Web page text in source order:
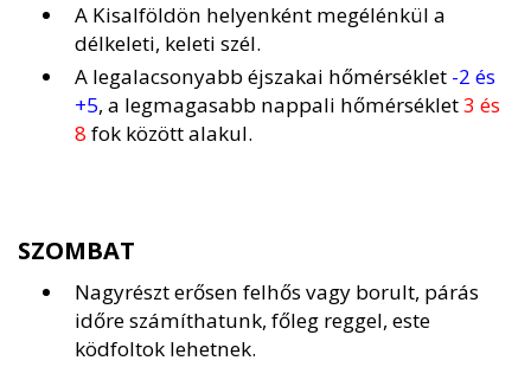
A Kisalföldön helyenként megélénkül a
délkeleti, keleti szél.
A legalacsonyabb éjszakai hőmérséklet -2 és
+5, a legmagasabb nappali hőmérséklet3 és
8 fok között alakul.
SZOMBAT
Nagyrészt erősen felhős vagy borult, párás
időre számíthatunk, főleg reggel, este
ködfoltok lehetnek.